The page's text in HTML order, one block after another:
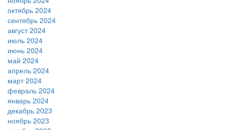
октябрь 2024
сентябрь 2024
август 2024
июль 2024
июнь 2024
май 2024
апрель 2024
март 2024
февраль 2024
январь 2024
декабрь 2023
ноябрь 2023